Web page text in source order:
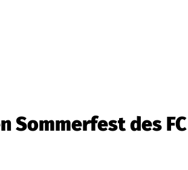
Sommerfest des